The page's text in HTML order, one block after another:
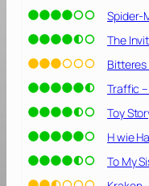
r
r
ü
k
t
e
s
A
Spider-
The
Traffic
Toy
H wie
To My